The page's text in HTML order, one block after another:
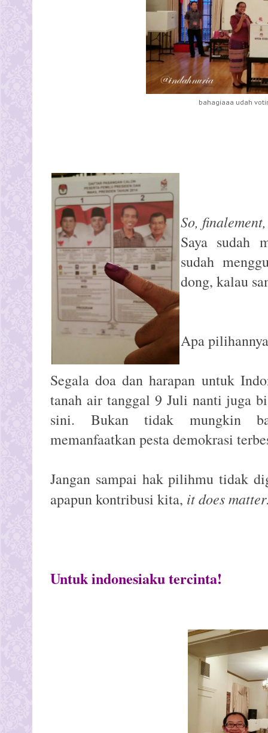
bahagiaaa udah
So,
Saya sudah
sudah
dong, kalau
Apa
Segala doa dan harapan untuk
tanah air tanggal 9 Juli nanti juga
sini. Bukan tidak mungkin
memanfaatkan pesta demokrasi
Jangan sampai hak pilihmu tidak
apapun kontribusi kita, it does
Untuk indonesiaku tercinta!